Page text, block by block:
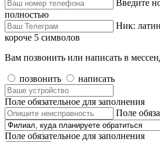
Введите
полностью
Ник:
короче 5 символов
Вам позвонить или написать в
позвонить написать
Поле обязательное для заполнения
Поле
Поле обязательное для заполнения